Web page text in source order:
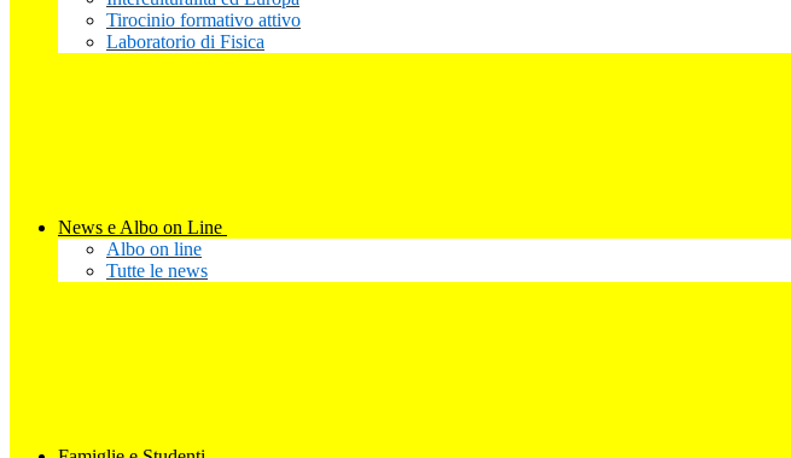
Tirocinio formativo attivo
Laboratorio di Fisica
News e Albo on Line
Albo on line
Tutte le news